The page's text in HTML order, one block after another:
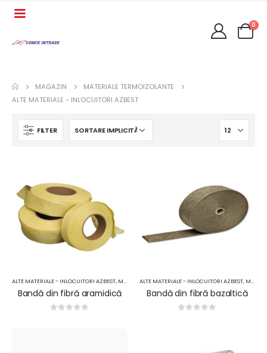
0
MAGAZIN
MATERIALE TERMOIZOLANTE
ALTE MATERIALE - INLOCUITORI AZBEST
FILTER
ALTE MATERIALE - INLOCUITORI AZBEST, MATERIALE TERMOIZOLANTE
Bandă din fibră aramidică
ALTE MATERIALE - INLOCUITORI AZBEST, MATERIALE TERMOIZOLANTE
Bandă din fibră bazaltică